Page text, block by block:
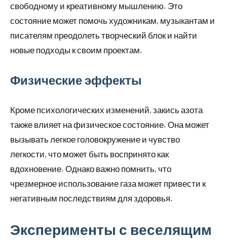
свободному и креативному мышлению. Это
состояние может помочь художникам, музыкантам и
писателям преодолеть творческий блок и найти
новые подходы к своим проектам.
Физические эффекты
Кроме психологических изменений, закись азота
также влияет на физическое состояние. Она может
вызывать легкое головокружение и чувство
легкости, что может быть воспринято как
вдохновение. Однако важно помнить, что
чрезмерное использование газа может привести к
негативным последствиям для здоровья.
Эксперименты с веселящим